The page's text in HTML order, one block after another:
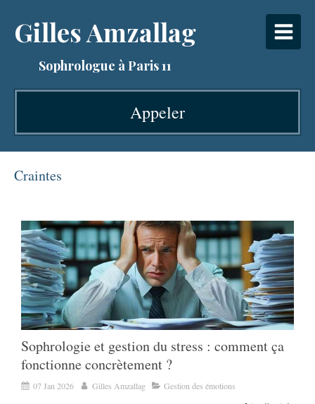
Gilles Amzallag
Sophrologue à Paris 11
Appeler
Craintes
Sophrologie et gestion du stress : comment ça
fonctionne concrètement ?
07 Jan 2026 Gilles Amzallag Gestion des émotions